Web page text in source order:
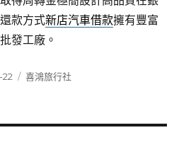
款方式新店汽車借款擁有豐富
發工廠。
分
喜鴻旅行社